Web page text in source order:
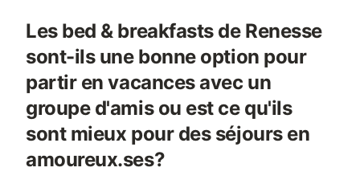
Les bed & breakfasts de Renesse
sont-ils une bonne option pour
partir en vacances avec un
groupe d'amis ou est ce qu'ils
sont mieux pour des séjours en
amoureux.ses?